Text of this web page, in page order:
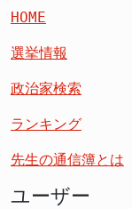
HOME
選挙情報
政治家検索
ランキング
先生の通信簿とは
ユーザー